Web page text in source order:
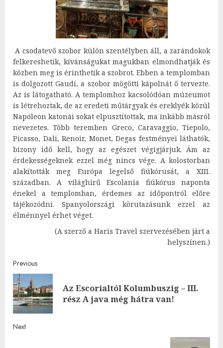
A csodatevő szobor külön szentélyben áll, a zarándokok
felkereshetik, kívánságukat magukban elmondhatják és
közben meg is érinthetik a szobrot. Ebben a templomban
is dolgozott Gaudí, a szobor mögötti kápolnát ő tervezte.
Az is látogatható. A templomhoz kacsolódóan múzeumot
is létrehoztak, de az eredeti műtárgyak és ereklyék közül
Napóleon katonái sokat elpusztítottak, ma inkább másról
nevezetes. Több teremben Greco, Caravaggio, Tiepolo,
Picasso, Dali, Renoir, Monet, Degas festményei láthatók,
bizony idő kell, hogy az egészet végigjárjuk. Ám az
érdekességeknek ezzel még nincs vége. A kolostorban
alakították meg Európa legelső fiúkórusát, a XIII.
században. A világhírű Escolania fiúkórus naponta
énekel a templomban, érdemes az időpontról előre
tájékozódni. Spanyolországi körutazásunk ezzel az
élménnyel érhet véget.
(A szerző a Haris Travel szervezésében járt a
helyszínen.)
Post
navigation
Previous
Az Escorialtól Kolumbuszig – III.
rész A java még hátra van!
Next